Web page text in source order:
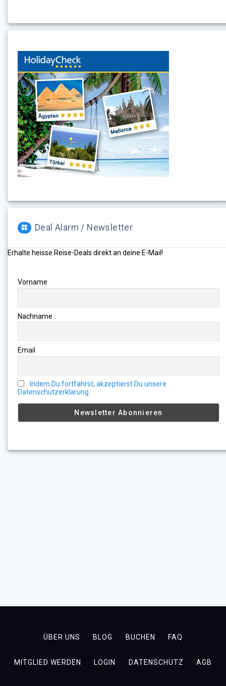
Deal Alarm / Newsletter
Erhalte heisse Reise-Deals direkt an deine E-Mail!
Vorname
Nachname
Email
Indem Du fortfährst, akzeptierst Du unsere
Datenschutzerklärung.
ÜBER UNS BLOG BUCHEN FAQ
MITGLIED WERDEN LOGIN DATENSCHUTZ AGB